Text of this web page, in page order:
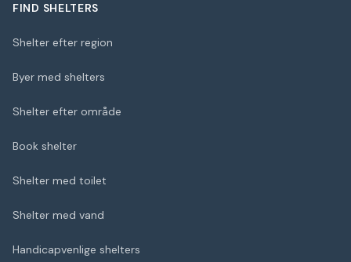
FIND SHELTERS
Shelter efter region
Byer med shelters
Shelter efter område
Book shelter
Shelter med toilet
Shelter med vand
Handicapvenlige shelters